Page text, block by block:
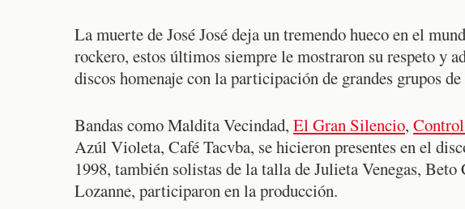
La muerte de José José deja un tremendo hueco en el
rockero, estos últimos siempre le mostraron su respeto y
discos homenaje con la participación de grandes grupos
Bandas como Maldita Vecindad, El Gran Silencio,
Azúl Violeta, Café Tacvba, se hicieron presentes en el
1998, también solistas de la talla de Julieta Venegas,
Lozanne, participaron en la producción.